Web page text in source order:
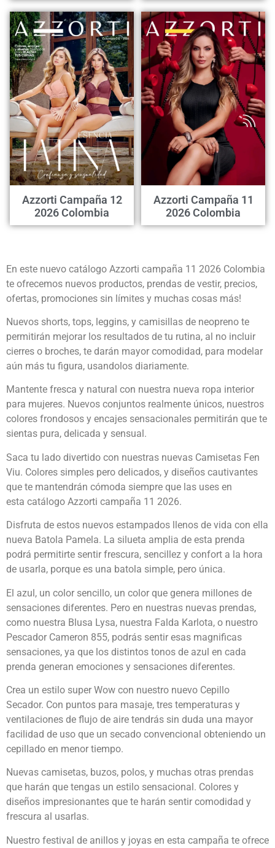
Azzorti Campaña 12
2026 Colombia
Azzorti Campaña 11
2026 Colombia
En este nuevo catálogo Azzorti campaña 11 2026 Colombia
te ofrecemos nuevos productos, prendas de vestir, precios,
ofertas, promociones sin límites y muchas cosas más!
Nuevos shorts, tops, leggins, y camisillas de neopreno te
permitirán mejorar los resultados de tu rutina, al no incluir
cierres o broches, te darán mayor comodidad, para modelar
aún más tu figura, usandolos diariamente.
Mantente fresca y natural con nuestra nueva ropa interior
para mujeres. Nuevos conjuntos realmente únicos, nuestros
colores frondosos y encajes sensacionales permitirán que te
sientas pura, delicada y sensual.
Saca tu lado divertido con nuestras nuevas Camisetas Fen
Viu. Colores simples pero delicados, y diseños cautivantes
que te mantendrán cómoda siempre que las uses en
esta catálogo Azzorti campaña 11 2026.
Disfruta de estos nuevos estampados llenos de vida con ella
nueva Batola Pamela. La silueta amplia de esta prenda
podrá permitirte sentir frescura, sencillez y confort a la hora
de usarla, porque es una batola simple, pero única.
El azul, un color sencillo, un color que genera millones de
sensaciones diferentes. Pero en nuestras nuevas prendas,
como nuestra Blusa Lysa, nuestra Falda Karlota, o nuestro
Pescador Cameron 855, podrás sentir esas magnificas
sensaciones, ya que los distintos tonos de azul en cada
prenda generan emociones y sensaciones diferentes.
Crea un estilo super Wow con nuestro nuevo Cepillo
Secador. Con puntos para masaje, tres temperaturas y
ventilaciones de flujo de aire tendrás sin duda una mayor
facilidad de uso que un secado convencional obteniendo un
cepillado en menor tiempo.
Nuevas camisetas, buzos, polos, y muchas otras prendas
que harán que tengas un estilo sensacional. Colores y
diseños impresionantes que te harán sentir comodidad y
frescura al usarlas.
Nuestro festival de anillos y joyas en esta campaña te ofrece